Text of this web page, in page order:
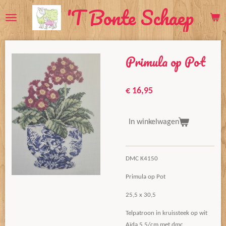
direct
'T Bonte Schaep
Primula op Pot
€ 16,95
In winkelwagen
DMC K4150
Primula op Pot
25,5 x 30,5
Telpatroon in kruissteek op wit
Aïda 5,5/cm met dmc